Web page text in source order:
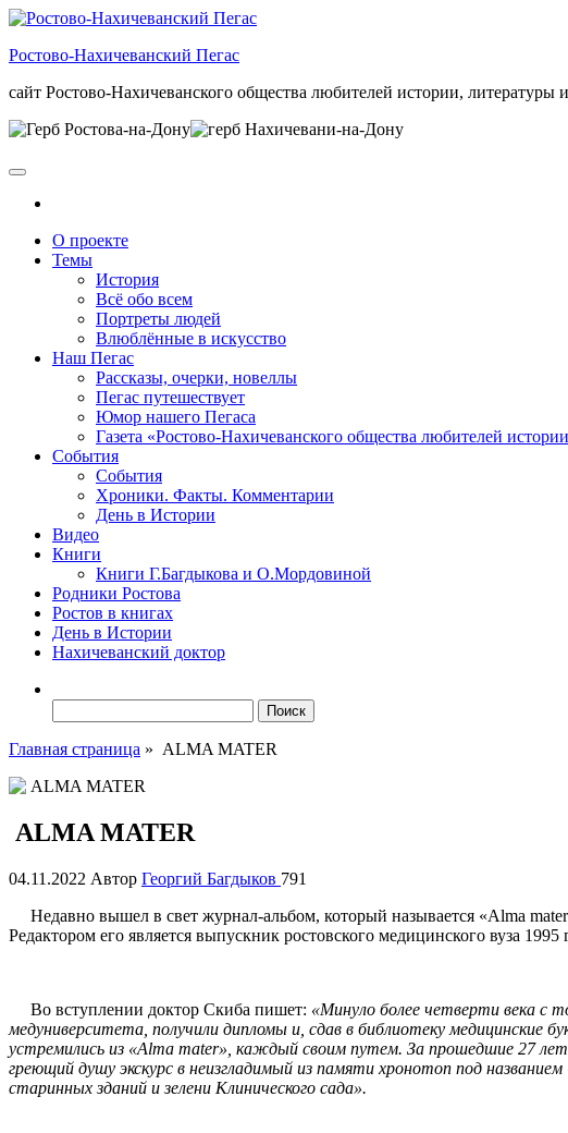
Skip
the
Ростово-Нахичеванский Пегас
сайт Ростово-Нахичеванского общества любителей истории, литературы
О проекте
Темы
История
Всё обо всем
Портреты людей
Влюблённые в искусство
Наш Пегас
Рассказы, очерки, новеллы
Пегас путешествует
Юмор нашего Пегаса
Газета «Ростово-Нахичеванского общества любителей
События
События
Хроники. Факты. Комментарии
День в Истории
Видео
Книги
Книги Г.Багдыкова и О.Мордовиной
Родники Ростова
Ростов в книгах
День в Истории
Нахичеванский доктор
Главная страница » ALMA MATER
ALMA MATER
04.11.2022 Автор Георгий Багдыков 791
Недавно вышел в свет журнал-альбом, который называется «Alma
Редактором его является выпускник ростовского медицинского вуза
Во вступлении доктор Скиба пишет: «Минуло более четверти века с
медуниверситета, получили дипломы и, сдав в библиотеку медицинские
устремились из «Alma mater», каждый своим путем. За прошедшие 27 лет
греющий душу экскурс в неизгладимый из памяти хронотоп под
старинных зданий и зелени Клинического сада».